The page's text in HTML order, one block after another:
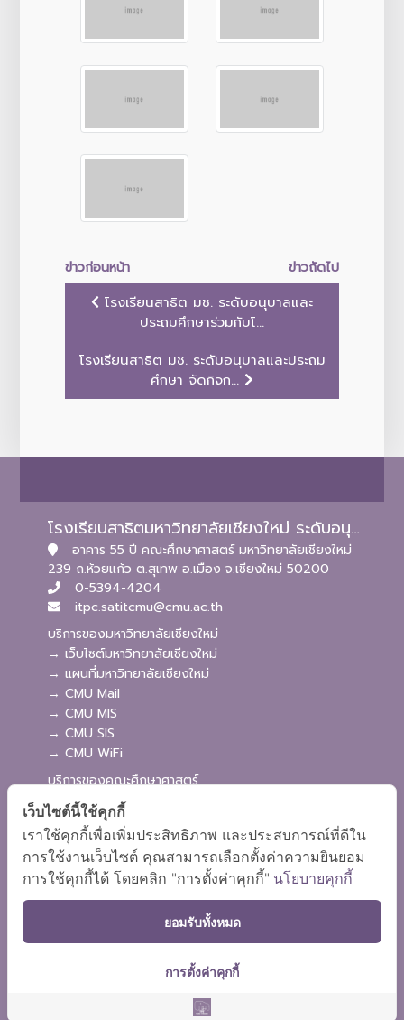
ข่าวก่อนหน้า
ข่าวถัดไป
โรงเรียนสาธิต มช. ระดับอนุบาลและ
ประถมศึกษาร่วมกับโ...
โรงเรียนสาธิต มช. ระดับอนุบาลและประถม
ศึกษา จัดกิจก...
โรงเรียนสาธิตมหาวิทยาลัยเชียงใหม่ ระดับอนุบาลและประถมศึกษา
อาคาร 55 ปี คณะศึกษาศาสตร์ มหาวิทยาลัยเชียงใหม่
239 ถ.ห้วยแก้ว ต.สุเทพ อ.เมือง จ.เชียงใหม่ 50200
0-5394-4204
itpc.satitcmu@cmu.ac.th
บริการของมหาวิทยาลัยเชียงใหม่
→ เว็บไซต์มหาวิทยาลัยเชียงใหม่
→ แผนที่มหาวิทยาลัยเชียงใหม่
→ CMU Mail
→ CMU MIS
→ CMU SIS
→ CMU WiFi
บริการของคณะศึกษาศาสตร์
→ เว็บไซต์คณะศึกษาศาสตร์
→ ระบบจัดการเว็บไซต์
→ ระบบ Admission
→ EDU MIS
→ EDU SIS
Copyright © 2018 EDU CMU All rights reserved.
เว็บไซต์นี้ใช้คุกกี้
เราใช้คุกกี้เพื่อเพิ่มประสิทธิภาพ และประสบการณ์ที่ดีใน
การใช้งานเว็บไซต์ คุณสามารถเลือกตั้งค่าความยินยอม
การใช้คุกกี้ได้ โดยคลิก "การตั้งค่าคุกกี้" นโยบายคุกกี้
ยอมรับทั้งหมด
การตั้งค่าคุกกี้